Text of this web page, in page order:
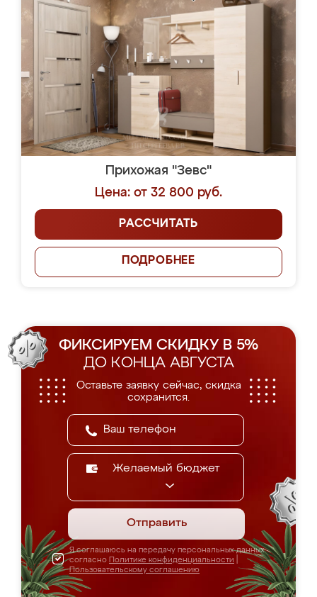
Прихожая "Зевс"
Цена: от 32 800 руб.
РАССЧИТАТЬ
ПОДРОБНЕЕ
ФИКСИРУЕМ СКИДКУ В 5%
ДО КОНЦА АВГУСТА
Оставьте заявку сейчас, скидка
сохранится.
Желаемый бюджет
Отправить
Я соглашаюсь на передачу персональных данных
согласно Политике конфиденциальности
Пользовательскому соглашению